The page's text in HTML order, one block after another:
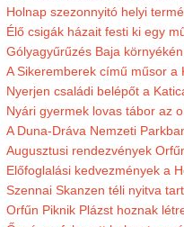
Holnap szezonnyitó helyi
Élő csigák házait festi ki egy
Gólyagyűrűzés Baja
A Sikeremberek című műsor a
Nyerjen családi belépőt a
Nyári gyermek lovas tábor az
A Duna-Dráva Nemzeti
Augusztusi rendezvények
Előfoglalási kedvezmények a
Szennai Skanzen téli nyitva
Orfűn Piknik Plázst hoznak